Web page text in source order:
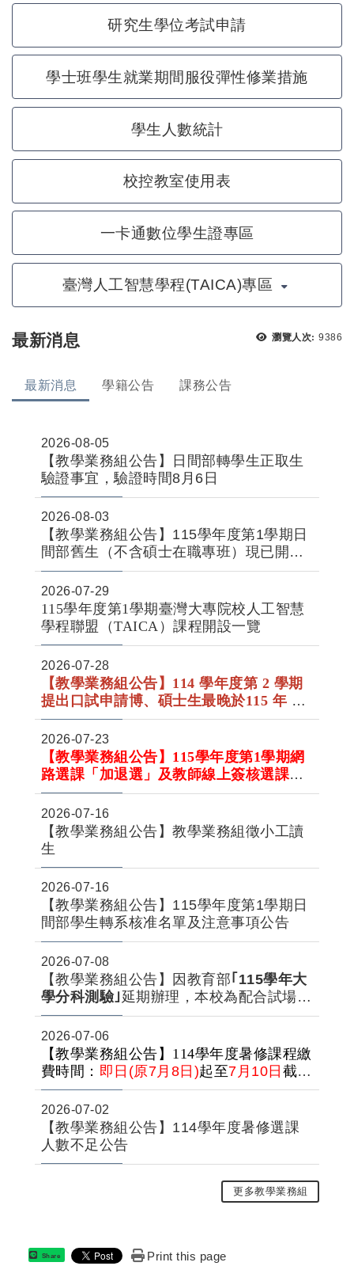
研究生學位考試申請
學士班學生就業期間服役彈性修業措施
學生人數統計
校控教室使用表
一卡通數位學生證專區
臺灣人工智慧學程(TAICA)專區
瀏覽人次: 瀏覽
9386
最新消息
最新消息 學籍公告 課務公告
2026-08-05
【教學業務組公告】日間部轉學生正取生
驗證事宜，驗證時間8月6日
2026-08-03
【教學業務組公告】115學年度第1學期日
間部舊生（不含碩士在職專班）現已開放
線上申請。休學、退學、復學可採「線上
申請」或「紙本申請」方式辦理，相關重
要事項請詳閱公告內容或網頁。
2026-07-29
115學年度第1學期臺灣大專院校人工智慧
學程聯盟（TAICA）課程開設一覽
2026-07-28
【教學業務組公告】 114 學年度第 2 學期
提出口試申請博、碩士生最晚於115 年 7
月 31 日17:00前完成『研究生學位考試成
績表』上傳及
2026-07-23
【教學業務組公告】115學年度第1學期網
路選課「加退選」及教師線上簽核選課申
請時程公告
The first semester of 115 academic year
Schedule for On-line Course AddDrop
and Teachers' Online Signature
2026-07-16
【教學業務組公告】教學業務組徵小工讀
生
2026-07-16
【教學業務組公告】115學年度第1學期日
間部學生轉系核准名單及注意事項公告
2026-07-08
【教學業務組公告】因教育部｢115學年大
學分科測驗｣ 延期辦理，本校為配合試場整
佈與考試進行，第二期教學大樓於115年7
月13日(一)至7月15(三)暫不開放，敬請見
諒。
2026-07-06
【教學業務組公告】114學年度暑修課程繳
費時間： 即日(原7月8日)起至7月10日 截
止。
2026-07-02
【教學業務組公告】114學年度暑修選課
人數不足公告
更多教學業務組
Share Print this page